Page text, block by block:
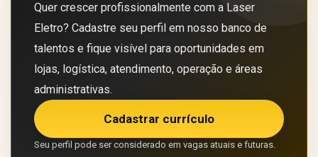
Quer crescer profissionalmente com a Laser
Eletro? Cadastre seu perfil em nosso banco de
talentos e fique visível para oportunidades em
lojas, logística, atendimento, operação e áreas
administrativas.
Cadastrar currículo
Seu perfil pode ser considerado em vagas atuais e futuras.